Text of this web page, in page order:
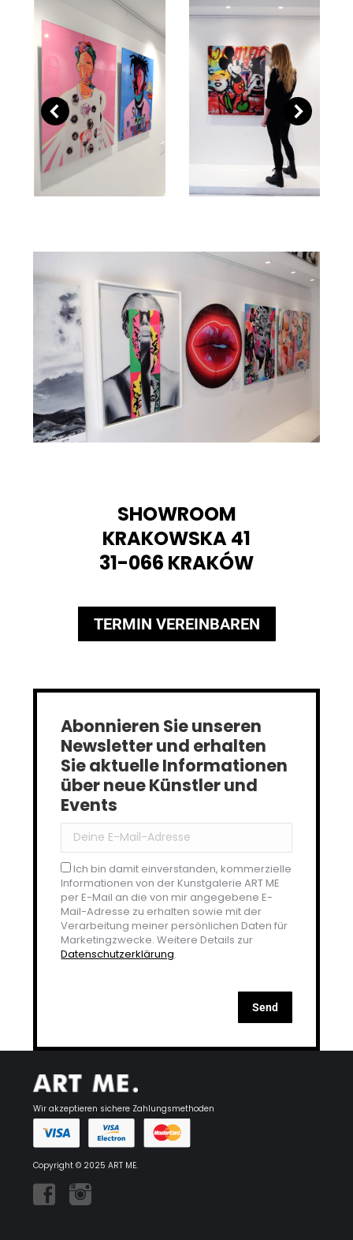
SHOWROOM
KRAKOWSKA 41
31-066 KRAKÓW
TERMIN VEREINBAREN
Abonnieren Sie unseren
Newsletter und erhalten
Sie aktuelle Informationen
über neue Künstler und
Events
Ich bin damit einverstanden, kommerzielle
Informationen von der Kunstgalerie ART ME
per E-Mail an die von mir angegebene E-
Mail-Adresse zu erhalten sowie mit der
Verarbeitung meiner persönlichen Daten für
Marketingzwecke. Weitere Details zur
Datenschutzerklärung.
Wir akzeptieren sichere Zahlungsmethoden
Copyright © 2025 ART ME.